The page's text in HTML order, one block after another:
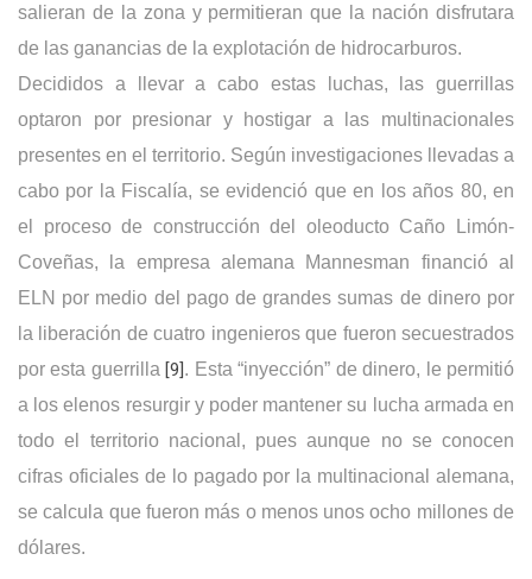
salieran de la zona y permitieran que la nación disfrutara
de las ganancias de la explotación de hidrocarburos.
Decididos a llevar a cabo estas luchas, las guerrillas
optaron por presionar y hostigar a las multinacionales
presentes en el territorio. Según investigaciones llevadas a
cabo por la Fiscalía, se evidenció que en los años 80, en
el proceso de construcción del oleoducto Caño Limón-
Coveñas, la empresa alemana Mannesman financió al
ELN por medio del pago de grandes sumas de dinero por
la liberación de cuatro ingenieros que fueron secuestrados
por esta guerrilla [9]. Esta “inyección” de dinero, le permitió
a los elenos resurgir y poder mantener su lucha armada en
todo el territorio nacional, pues aunque no se conocen
cifras oficiales de lo pagado por la multinacional alemana,
se calcula que fueron más o menos unos ocho millones de
dólares.